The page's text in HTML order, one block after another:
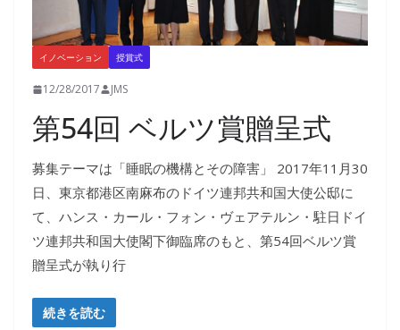
イノベーション 授賞式
12/28/2017 JMS
第54回 ベルツ賞贈呈式
募集テーマは「睡眠の機構とその障害」 2017年11月30
日、東京都港区南麻布のドイツ連邦共和国大使公邸に
て、ハンス・カール・フォン・ヴェアテルン・駐日ドイ
ツ連邦共和国大使閣下御臨席のもと、第54回ベルツ賞
贈呈式が執り行
続きを読む